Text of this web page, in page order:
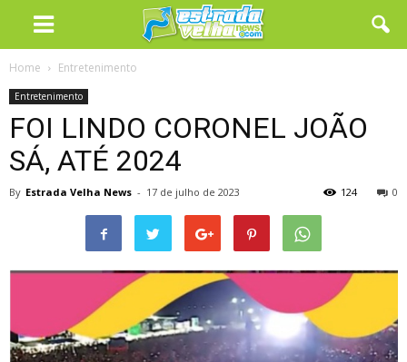
Home Entretenimento
Entretenimento
FOI LINDO CORONEL JOÃO
SÁ, ATÉ 2024
By Estrada Velha News - 17 de julho de 2023 0
124